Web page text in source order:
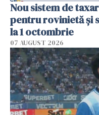
Nou sistem de
pentru rovinietă şi
la 1 octombrie
07 AUGUST 2026